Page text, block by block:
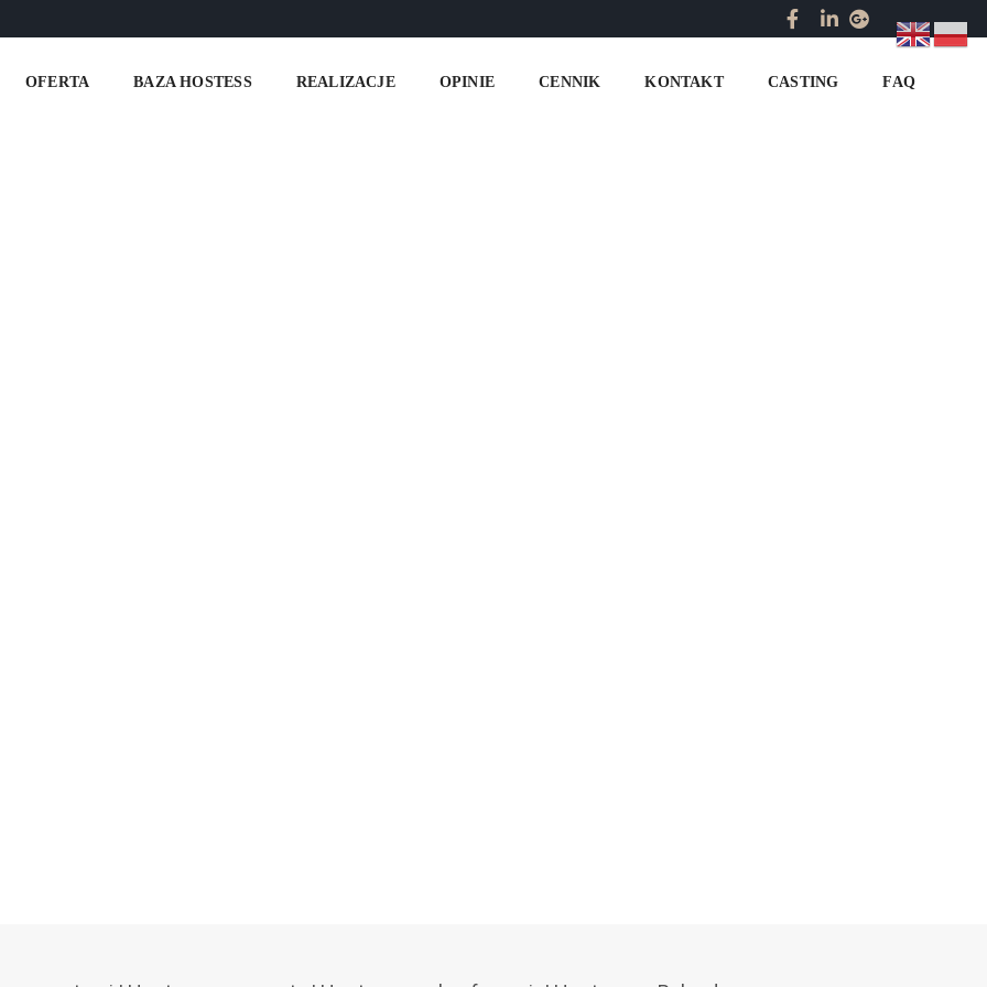
OFERTA BAZA HOSTESS REALIZACJE OPINIE CENNIK KONTAKT CASTING FAQ